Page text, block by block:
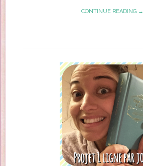
CONTINUE READING →